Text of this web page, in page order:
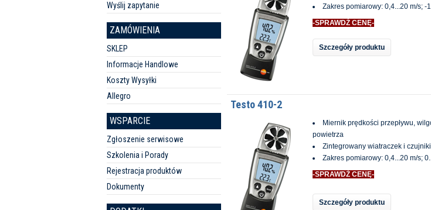
Wyślij zapytanie
ZAMÓWIENIA
SKLEP
Informacje Handlowe
Koszty Wysyłki
Allegro
WSPARCIE
Zgłoszenie serwisowe
Szkolenia i Porady
Rejestracja produktów
Dokumenty
Zakres pomiarowy: 0,4...20 m/s; -
-SPRAWDŹ CENĘ-
Szczegóły produktu
Testo 410-2
Miernik prędkości przepływu,
powietrza
Zintegrowany wiatraczek i czujniki
Zakres pomiarowy: 0,4...20 m/s;
-SPRAWDŹ CENĘ-
Szczegóły produktu